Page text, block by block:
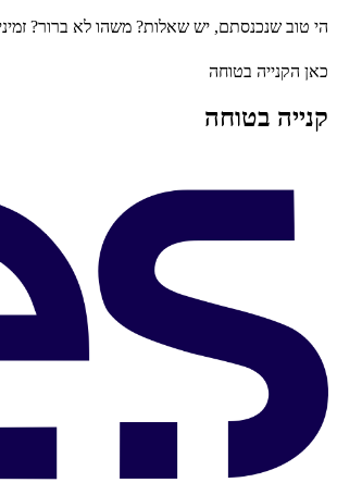
הי טוב שנכנסתם, יש שאלות? משהו לא ברור? זמינים תמיד
כאן הקנייה בטוחה
קנייה בטוחה